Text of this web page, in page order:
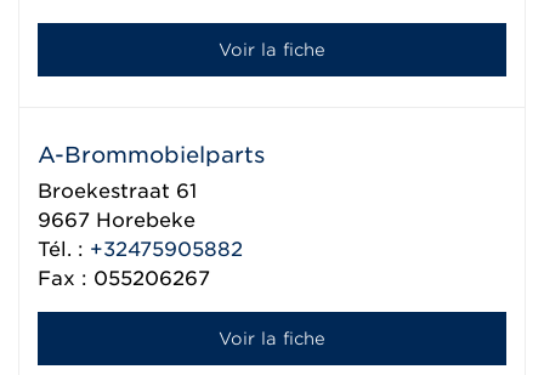
Voir la fiche
A-Brommobielparts
Broekestraat 61
9667 Horebeke
Tél. : +32475905882
Fax : 055206267
Voir la fiche